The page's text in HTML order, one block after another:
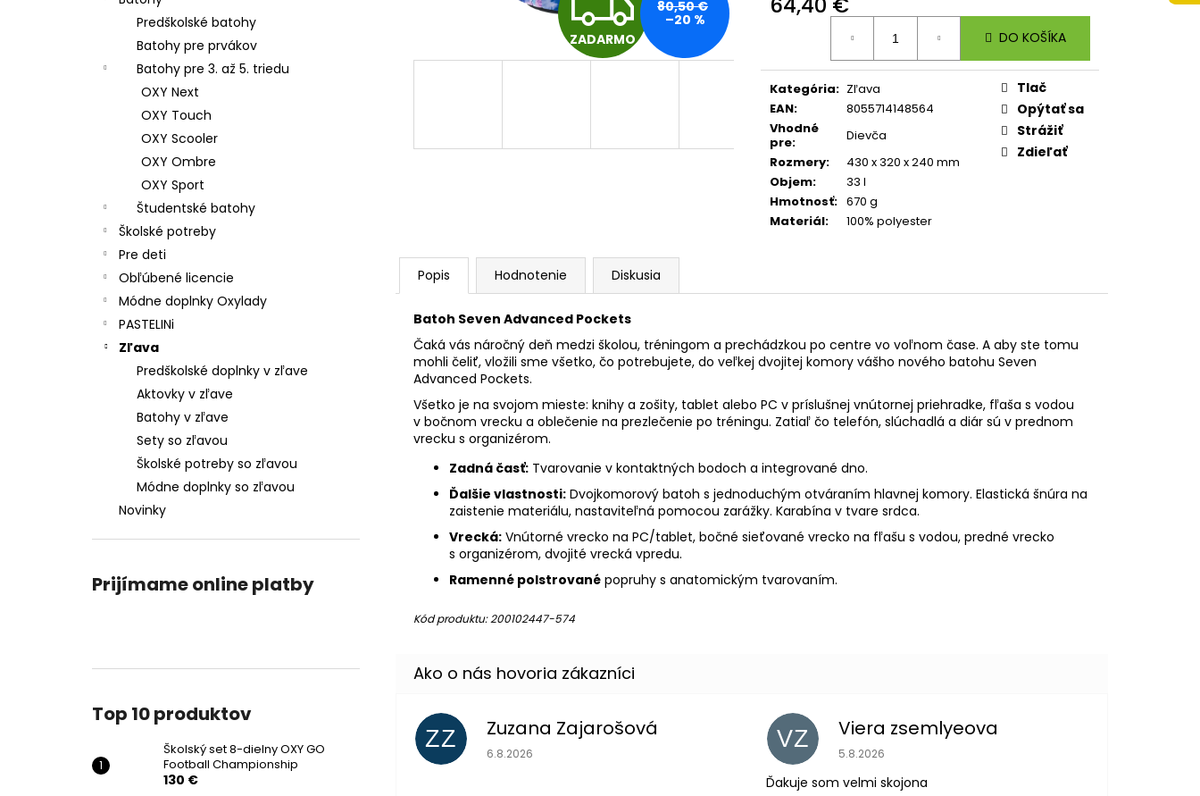
Predškolské batohy
Batohy pre prvákov
Batohy pre 3. až 5. triedu
OXY Next
OXY Touch
OXY Scooler
OXY Ombre
OXY Sport
Študentské batohy
Školské potreby
Pre deti
Obľúbené licencie
Módne doplnky Oxylady
PASTELINi
Zľava
Predškolské doplnky v zľave
Aktovky v zľave
Batohy v zľave
Sety so zľavou
Školské potreby so zľavou
Módne doplnky so zľavou
Novinky
Prijímame online platby
Top 10 produktov
Školský set 8-dielny OXY GO
Football Championship
130 €
Jednotková
DO KOŠÍKA
Kategória: Zľava
EAN:
8055714148564
Vhodné
pre:
Dievča
Rozmery:
430 x 320 x 240 mm
Objem:
33 l
Hmotnosť: 670 g
Materiál: 100% polyester
Tlač
Opýtať sa
Strážiť
Zdieľať
A
R
O
ZADARMO
80,50 €
–20 %
Popis Hodnotenie Diskusia
Batoh Seven Advanced Pockets
Čaká vás náročný deň medzi školou, tréningom a prechádzkou po centre vo voľnom čase. A aby ste tomu
mohli čeliť, vložili sme všetko, čo potrebujete, do veľkej dvojitej komory vášho nového batohu Seven
Advanced Pockets.
Všetko je na svojom mieste: knihy a zošity, tablet alebo PC v príslušnej vnútornej priehradke, fľaša s vodou
v bočnom vrecku a oblečenie na prezlečenie po tréningu. Zatiaľ čo telefón, slúchadlá a diár sú v prednom
vrecku s organizérom.
Zadná časť: Tvarovanie v kontaktných bodoch a integrované dno.
Ďalšie vlastnosti: Dvojkomorový batoh s jednoduchým otváraním hlavnej komory. Elastická šnúra na
zaistenie materiálu, nastaviteľná pomocou zarážky. Karabína v tvare srdca.
Vrecká: Vnútorné vrecko na PC/tablet, bočné sieťované vrecko na fľašu s vodou, predné vrecko
s organizérom, dvojité vrecká vpredu.
Ramenné polstrované popruhy s anatomickým tvarovaním.
Kód produktu: 200102447-574
ZZ Zuzana Zajarošová
Hodnotenie obchodu je 5 z 5 hviezdičiek.
6.8.2026
VZ Viera zsemlyeova
Hodnotenie obchodu je 5 z 5 hviezdičiek.
5.8.2026
Ďakuje som velmi skojona
ŠKOLSKÝ SET 8-DIELNY OXY GO
FOOTBALL CHAMPIONSHIP
130 €
ŠKOLSKÝ SET 8-DIELNY OXY JUMPER BOX NA ZOŠITY A4 JUMBO PLAYWORLD
PIXEL
5,96 €